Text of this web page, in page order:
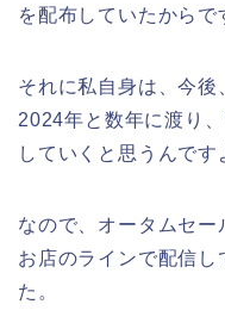
を配布していたからで
それに私自身は、今後
2024年と数年に渡り
していくと思うんです
なので、オータムセ
お店のラインで配信
た。